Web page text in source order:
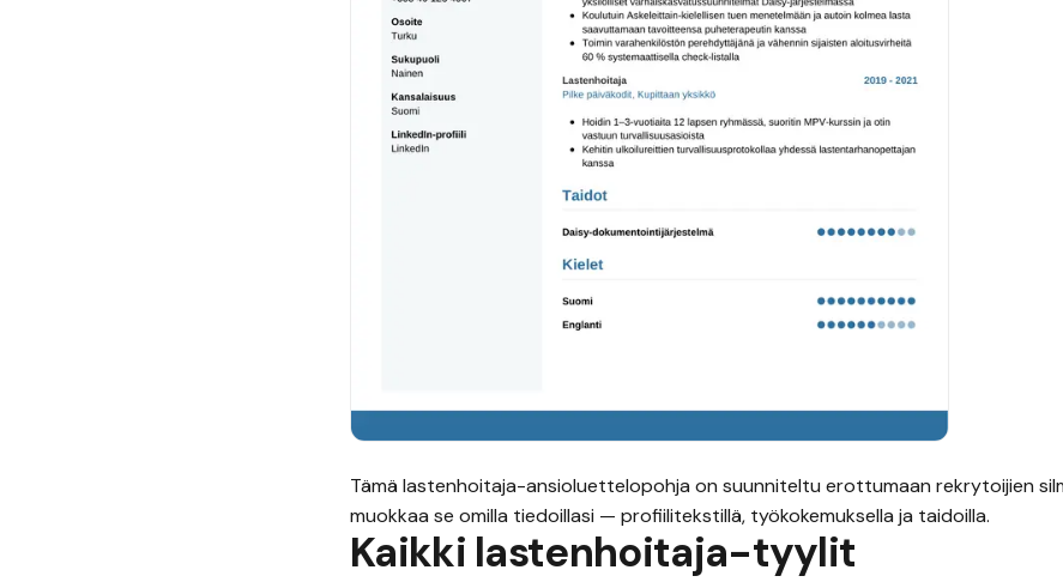
Tämä lastenhoitaja-ansioluettelopohja on suunniteltu erottumaan rekrytoijien
muokkaa se omilla tiedoillasi — profiilitekstillä, työkokemuksella ja taidoilla.
Kaikki lastenhoitaja-tyylit